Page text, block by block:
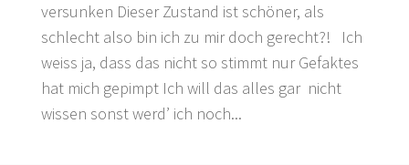
versunken Dieser Zustand ist schöner, als
schlecht also bin ich zu mir doch gerecht?! Ich
weiss ja, dass das nicht so stimmt nur Gefaktes
hat mich gepimpt Ich will das alles gar nicht
wissen sonst werd’ ich noch...